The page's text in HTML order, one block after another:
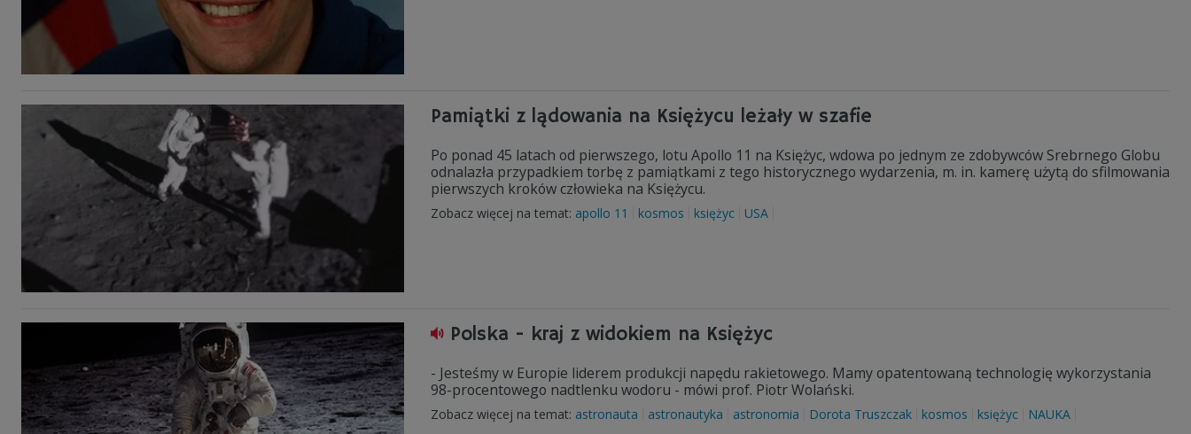
Pamiątki z lądowania na Księżycu leżały w szafie
Po ponad 45 latach od pierwszego, lotu Apollo 11 na Księżyc, wdowa po jednym ze zdobywców Srebrnego Globu
odnalazła przypadkiem torbę z pamiątkami z tego historycznego wydarzenia, m. in. kamerę użytą do sfilmowania
pierwszych kroków człowieka na Księżycu.
Zobacz więcej na temat: apollo 11 kosmos księżyc USA
Polska - kraj z widokiem na Księżyc
- Jesteśmy w Europie liderem produkcji napędu rakietowego. Mamy opatentowaną technologię wykorzystania
98-procentowego nadtlenku wodoru - mówi prof. Piotr Wolański.
Zobacz więcej na temat: astronauta astronautyka astronomia Dorota Truszczak kosmos księżyc NAUKA